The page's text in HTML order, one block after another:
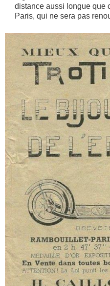
distance aussi longue que
Paris, qui ne sera pas